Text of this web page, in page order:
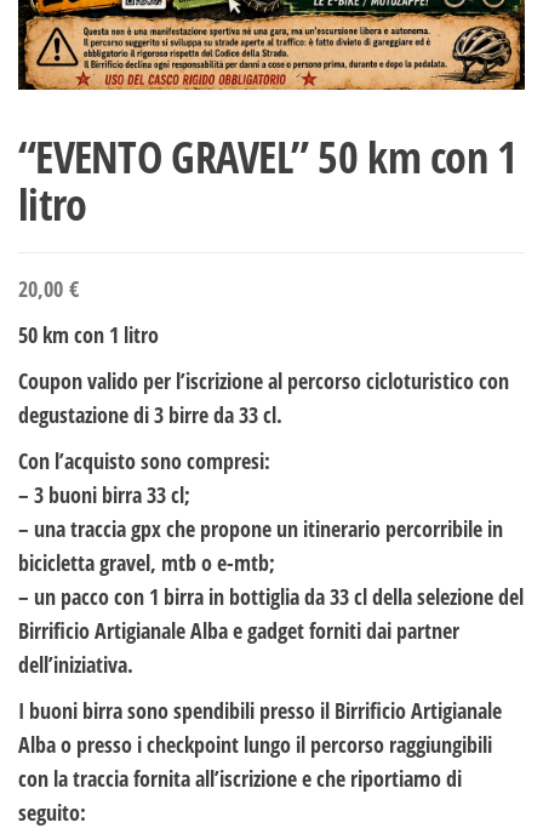
“EVENTO GRAVEL” 50 km con 1
litro
20,00 €
50 km con 1 litro
Coupon valido per l’iscrizione al percorso cicloturistico con
degustazione di 3 birre da 33 cl.
Con l’acquisto sono compresi:
– 3 buoni birra 33 cl;
– una traccia gpx che propone un itinerario percorribile in
bicicletta gravel, mtb o e-mtb;
– un pacco con 1 birra in bottiglia da 33 cl della selezione del
Birrificio Artigianale Alba e gadget forniti dai partner
dell’iniziativa.
I buoni birra sono spendibili presso il Birrificio Artigianale
Alba o presso i checkpoint lungo il percorso raggiungibili
con la traccia fornita all’iscrizione e che riportiamo di
seguito: